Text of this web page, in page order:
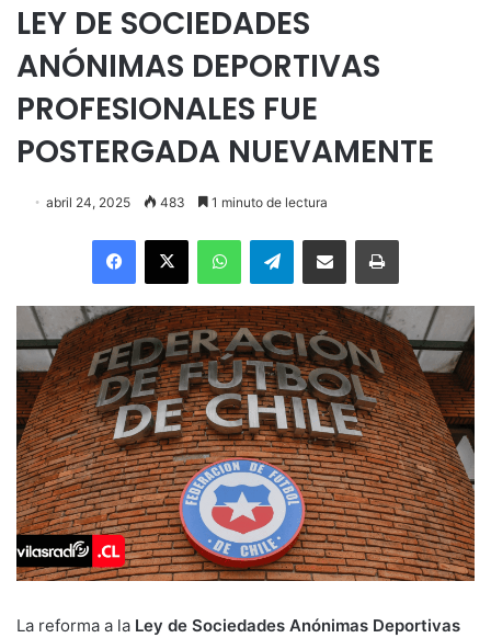
LEY DE SOCIEDADES
ANÓNIMAS DEPORTIVAS
PROFESIONALES FUE
POSTERGADA NUEVAMENTE
abril 24, 2025 483 1 minuto de lectura
Facebook
X WhatsAppTelegramEnviar vía email Imprimir
La reforma a la Ley de Sociedades Anónimas Deportivas